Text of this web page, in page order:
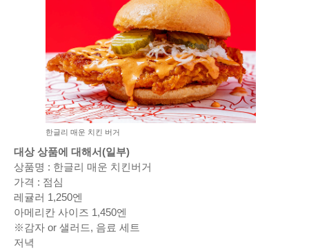
한글리 매운 치킨 버거
대상 상품에 대해서(일부)
상품명 : 한글리 매운 치킨버거
가격 : 점심
레귤러 1,250엔
아메리칸 사이즈 1,450엔
※감자 or 샐러드, 음료 세트
저녁